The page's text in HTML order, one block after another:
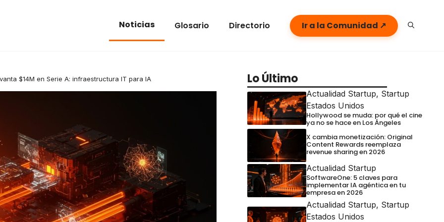
Noticias Glosario Directorio Ir a la Comunidad ↗
$14M en Serie A: infraestructura IT para IA Lo Último
Actualidad Startup, Startup
Estados Unidos
Hollywood se muda: por qué el cine
ya no se hace en Los Ángeles
X cambia monetización: Original
Content Rewards reemplaza
revenue sharing en 2026
Actualidad Startup
SoftwareOne: 5 claves para
implementar IA agéntica en tu
empresa en 2026
Actualidad Startup, Startup
Estados Unidos